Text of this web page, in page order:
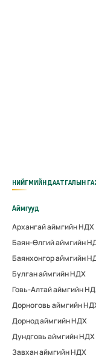
НИЙГМИЙН ДААТГАЛЫН
Аймгууд
Архангай аймгийн НДХ
Баян-Өлгий аймгийн
Баянхонгор аймгийн
Булган аймгийн НДХ
Говь-Алтай аймгийн
Дорноговь аймгийн
Дорнод аймгийн НДХ
Дундговь аймгийн НДХ
Завхан аймгийн НДХ